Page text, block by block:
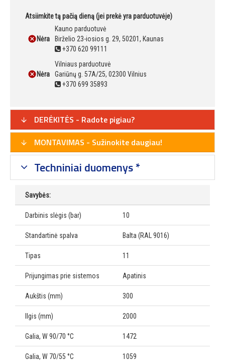
Atsiimkite tą pačią dieną (jei prekė yra parduotuvėje)
Nėra
Kauno parduotuvė
Birželio 23-iosios g. 29, 50201, Kaunas
+370 620 99111
Nėra
Vilniaus parduotuvė
Gariūnų g. 57A/25, 02300 Vilnius
+370 699 35893
DERĖKITĖS - Radote pigiau?
MONTAVIMAS - Sužinokite daugiau!
Techniniai duomenys *
Savybės:
Darbinis slėgis (bar) 10
Standartinė spalva Balta (RAL 9016)
Tipas 11
Prijungimas prie sistemos Apatinis
Aukštis (mm) 300
Ilgis (mm) 2000
Galia, W 90/70 °C 1472
Galia, W 70/55 °C 1059